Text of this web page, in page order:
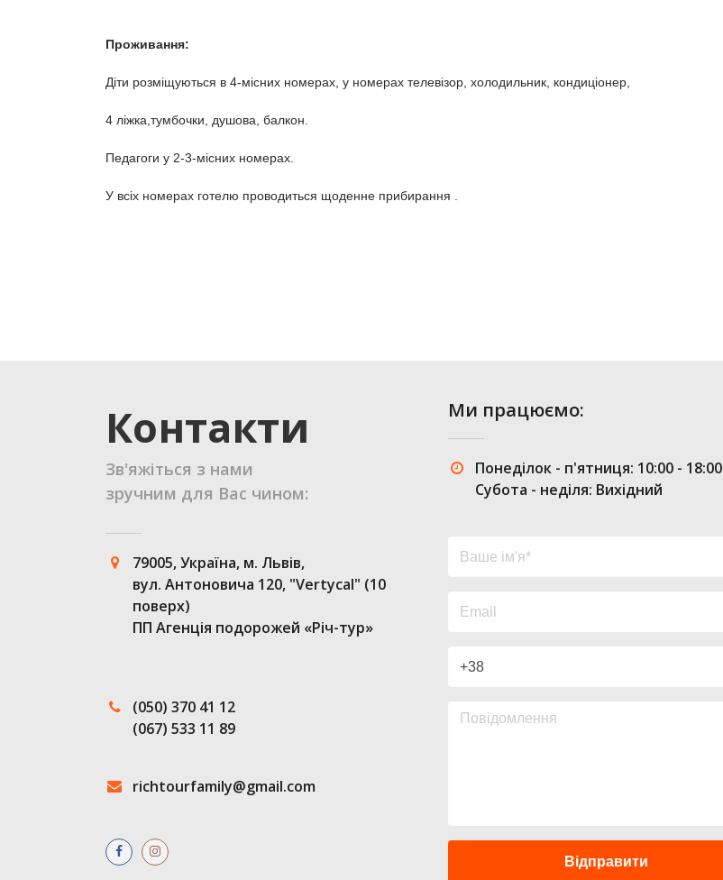
Проживання:
Діти розміщуються в 4-місних номерах, у номерах телевізор, холодильник, кондиціонер,
4 ліжка,тумбочки, душова, балкон.
Педагоги у 2-3-місних номерах.
У всіх номерах готелю проводиться щоденне прибирання .
Контакти
Зв'яжіться з нами
зручним для Вас чином:
79005, Україна, м. Львів,
вул. Антоновича 120, "Vertycal" (10
поверх)
ПП Агенція подорожей «Річ-тур»
(050) 370 41 12
(067) 533 11 89
richtourfamily@gmail.com
Ми працюємо:
Понеділок - п'ятниця: 10:00 - 18:00
Субота - неділя: Вихідний
Відправити